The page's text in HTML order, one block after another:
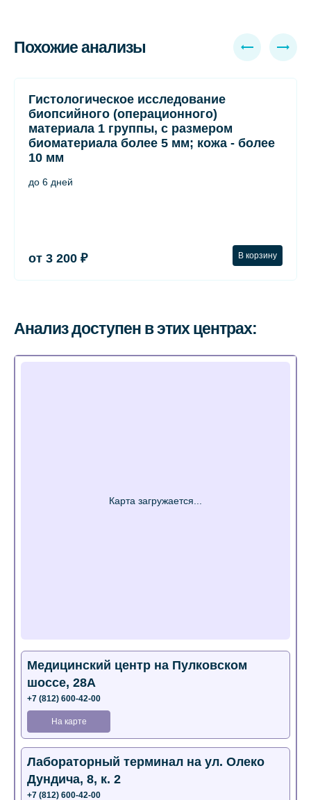
Похожие анализы
Гистологическое исследование
биопсийного (операционного)
материала 1 группы, с размером
биоматериала более 5 мм; кожа - более
10 мм
до 6 дней
от 3 200 ₽ В корзину
Анализ доступен в этих центрах:
Медицинский центр на Пулковском
шоссе, 28А
+7 (812) 600-42-00
На карте
Лабораторный терминал на ул. Олеко
Дундича, 8, к. 2
+7 (812) 600-42-00